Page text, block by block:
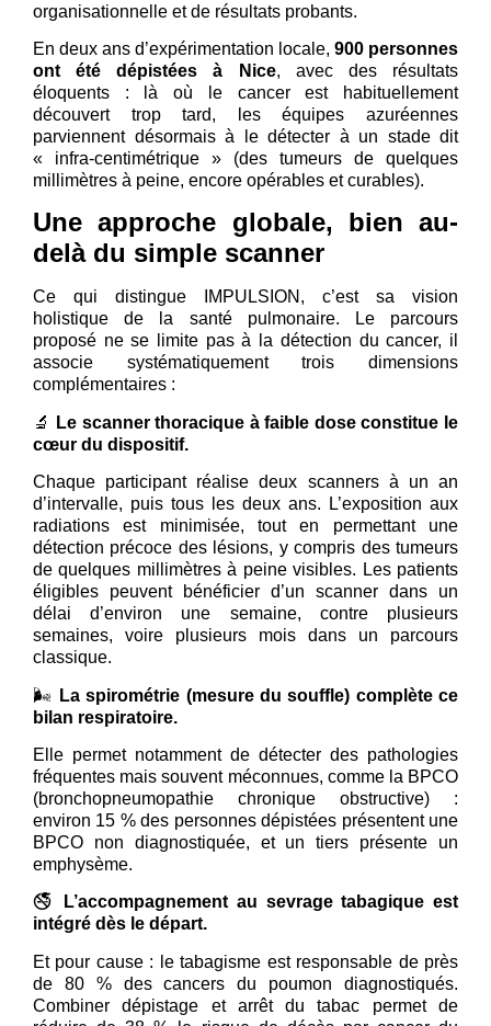
organisationnelle et de résultats probants.
En deux ans d’expérimentation locale, 900 personnes
ont été dépistées à Nice, avec des résultats
éloquents : là où le cancer est habituellement
découvert trop tard, les équipes azuréennes
parviennent désormais à le détecter à un stade dit
« infra-centimétrique » (des tumeurs de quelques
millimètres à peine, encore opérables et curables).
Une approche globale, bien au-
delà du simple scanner
Ce qui distingue IMPULSION, c’est sa vision
holistique de la santé pulmonaire. Le parcours
proposé ne se limite pas à la détection du cancer, il
associe systématiquement trois dimensions
complémentaires :
🔬
Le scanner thoracique à faible dose constitue le
cœur du dispositif.
Chaque participant réalise deux scanners à un an
d’intervalle, puis tous les deux ans. L’exposition aux
radiations est minimisée, tout en permettant une
détection précoce des lésions, y compris des tumeurs
de quelques millimètres à peine visibles. Les patients
éligibles peuvent bénéficier d’un scanner dans un
délai d’environ une semaine, contre plusieurs
semaines, voire plusieurs mois dans un parcours
classique.
🌬️ La spirométrie (mesure du souffle) complète ce
bilan respiratoire.
Elle permet notamment de détecter des pathologies
fréquentes mais souvent méconnues, comme la BPCO
(bronchopneumopathie chronique obstructive) :
environ 15 % des personnes dépistées présentent une
BPCO non diagnostiquée, et un tiers présente un
emphysème.
🚭
L’accompagnement au sevrage tabagique est
intégré dès le départ.
Et pour cause : le tabagisme est responsable de près
de 80 % des cancers du poumon diagnostiqués.
Combiner dépistage et arrêt du tabac permet de